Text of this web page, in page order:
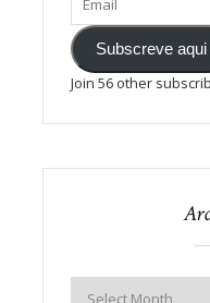
Subscreve aqui
Join 56 other